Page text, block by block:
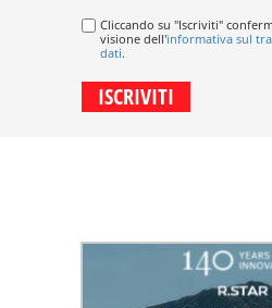
Cliccando su "Iscriviti"
visione dell'informativa sul
dati.